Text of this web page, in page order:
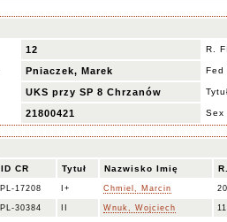
12 R.
Pniaczek, Marek Fed
UKS przy SP 8 Chrzanów
21800421 Sex
ID CR Tytuł Nazwisko Imię
PL-17208 I+ Chmiel, Marcin
PL-30384 Wnuk, Wojciech